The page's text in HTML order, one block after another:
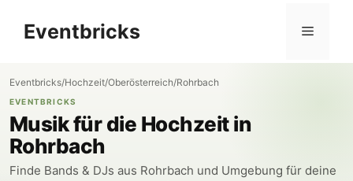
InhaltEventbricks Menü
Eventbricks/Hochzeit/Oberösterreich/Rohrbach
EVENTBRICKS
Musik für die Hochzeit in
Rohrbach
Finde Bands & DJs aus Rohrbach und Umgebung für deine